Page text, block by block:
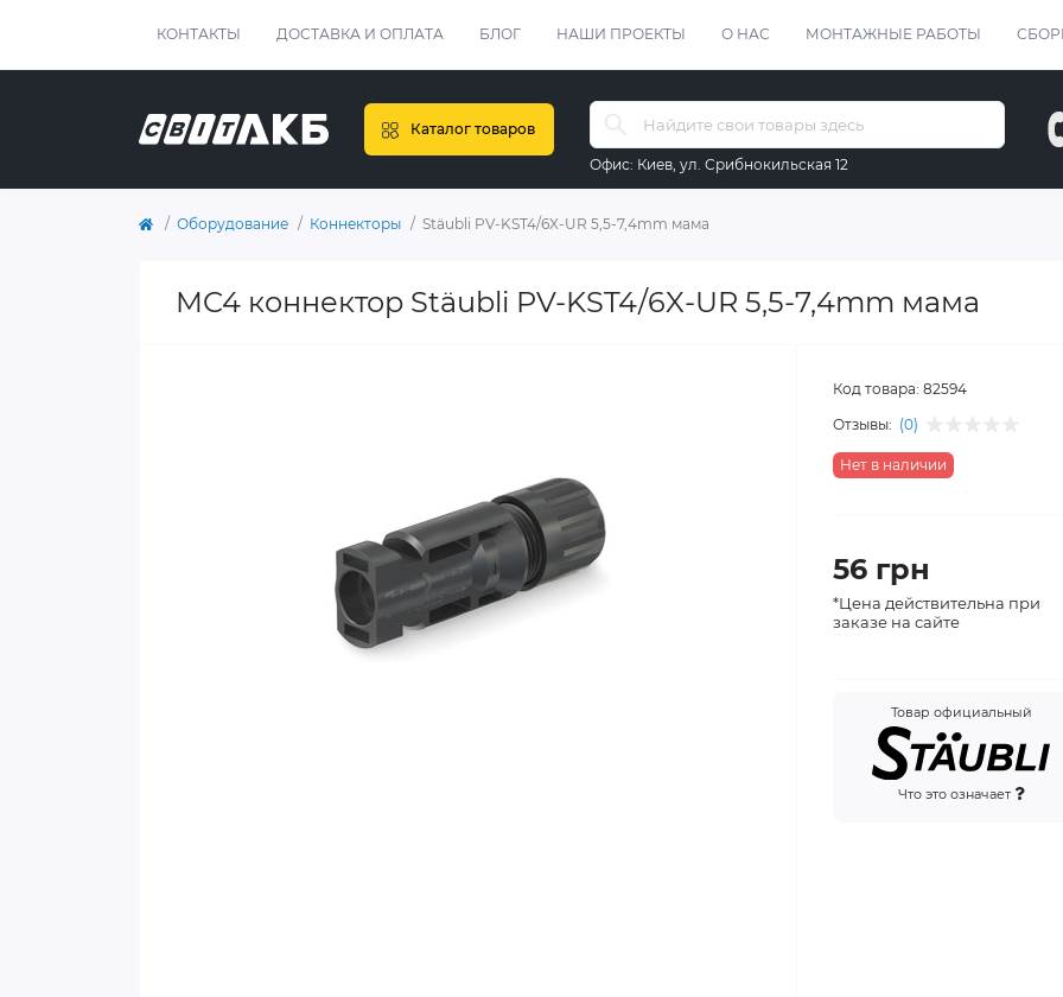
КОНТАКТЫ ДОСТАВКА И ОПЛАТА БЛОГ НАШИ ПРОЕКТЫ О НАС МОНТАЖНЫЕ РАБОТЫ
Каталог товаров
Офис: Киев, ул. Срибнокильская 12
Оборудование Коннекторы Stäubli PV-KST4/6X-UR 5,5-7,4mm мама
MC4 коннектор Stäubli PV-KST4/6X-UR 5,5-7,4mm мама
Код товара: 82594
Отзывы: (0)
Нет в наличии
56 грн
*Цена действительна при
заказе на сайте
Товар официальный
Что это означает